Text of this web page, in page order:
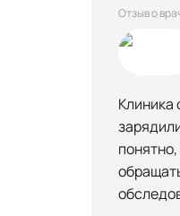
Отзыв о
Клиника